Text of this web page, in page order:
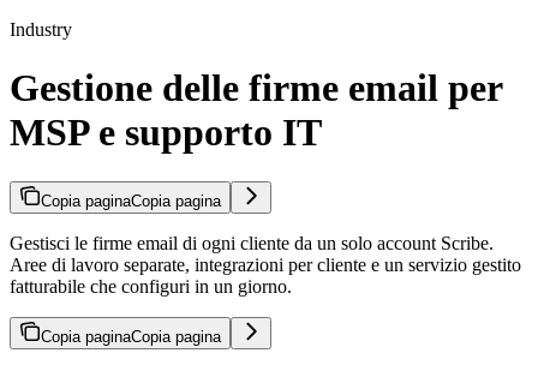
Industry
Gestione delle firme email per
MSP e supporto IT
Copia paginaCopia pagina
Gestisci le firme email di ogni cliente da un solo account Scribe.
Aree di lavoro separate, integrazioni per cliente e un servizio gestito
fatturabile che configuri in un giorno.
Copia paginaCopia pagina